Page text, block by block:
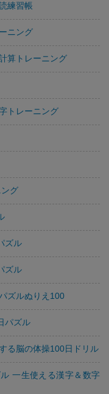
練習帳
ニング
算トレーニング
トレーニング
グ
ズル
ズル
ズルぬりえ100
パズル
る脳の体操100日ドリル
一生使える漢字＆数字